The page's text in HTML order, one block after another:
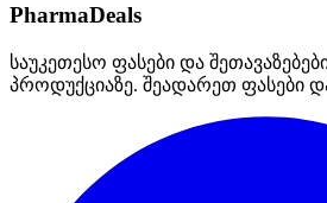
PharmaDeals
საუკეთესო ფასები და
პროდუქციაზე. შეადარეთ ფასები